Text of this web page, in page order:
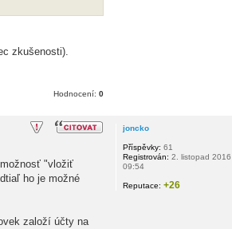
zkušenosti).
Hodnocení: 0
"vložiť
ho je možné
založí účty na
joncko
Příspěvky: 61
Registrován: 2. listopad 2016
09:54
Reputace: +26